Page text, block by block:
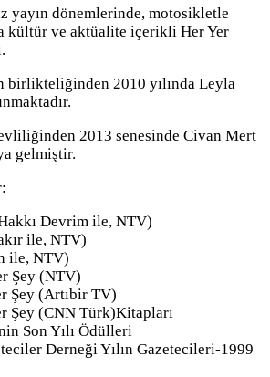
yayın dönemlerinde, motosikletle
kültür ve aktüalite içerikli Her Yer
birlikteliğinden 2010 yılında Leyla
2013 senesinde Civan Mert
gelmiştir.
Devrim ile, NTV)
ile, NTV)
ile, NTV)
Şey (NTV)
Şey (Artıbir TV)
Şey (CNN Türk)Kitapları
Son Yılı Ödülleri
Derneği Yılın Gazetecileri-1999